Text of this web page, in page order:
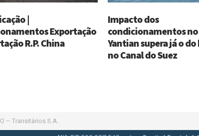
– Transitários S.A.
|
Exportação
R.P. China
Impacto dos
condicionamentos
Yantian supera já o
no Canal do Suez